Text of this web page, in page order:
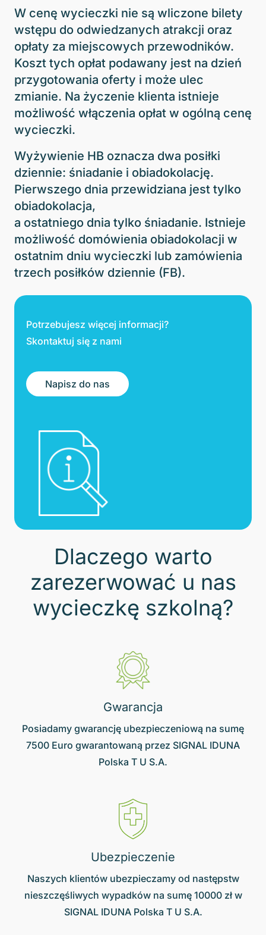
W cenę wycieczki nie są wliczone bilety
wstępu do odwiedzanych atrakcji oraz
opłaty za miejscowych przewodników.
Koszt tych opłat podawany jest na dzień
przygotowania oferty i może ulec
zmianie. Na życzenie klienta istnieje
możliwość włączenia opłat w ogólną cenę
wycieczki.
Wyżywienie HB oznacza dwa posiłki
dziennie: śniadanie i obiadokolację.
Pierwszego dnia przewidziana jest tylko
obiadokolacja,
a ostatniego dnia tylko śniadanie. Istnieje
możliwość domówienia obiadokolacji w
ostatnim dniu wycieczki lub zamówienia
trzech posiłków dziennie (FB).
Potrzebujesz więcej informacji?
Skontaktuj się z nami
Napisz do nas
Dlaczego warto
zarezerwować u nas
wycieczkę szkolną?
Gwarancja
Posiadamy gwarancję ubezpieczeniową na sumę
7500 Euro gwarantowaną przez SIGNAL IDUNA
Polska T U S.A.
Ubezpieczenie
Naszych klientów ubezpieczamy od następstw
nieszczęśliwych wypadków na sumę 10000 zł w
SIGNAL IDUNA Polska T U S.A.